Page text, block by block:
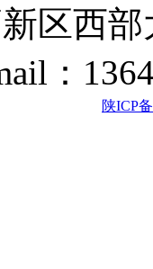
区西
：
陕ICP